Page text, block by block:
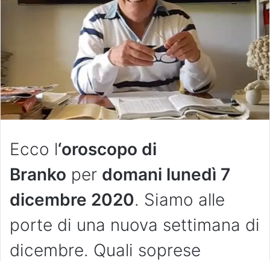
Ecco l‘oroscopo di
Branko per domani lunedì 7
dicembre 2020. Siamo alle
porte di una nuova settimana di
dicembre. Quali soprese